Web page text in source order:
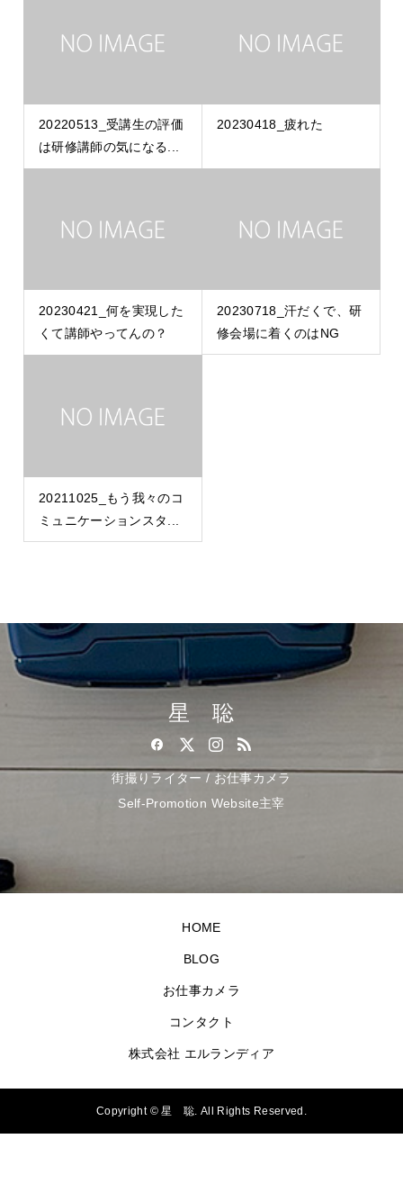
20220513_受講生の評価
は研修講師の気になる...
20230418_疲れた
20230421_何を実現した
くて講師やってんの？
20230718_汗だくで、研
修会場に着くのはNG
20211025_もう我々のコ
ミュニケーションスタ...
星 聡
街撮りライター / お仕事カメラ
Self-Promotion Website主宰
HOME
BLOG
お仕事カメラ
コンタクト
株式会社 エルランディア
Copyright ©星 聡. All Rights Reserved.